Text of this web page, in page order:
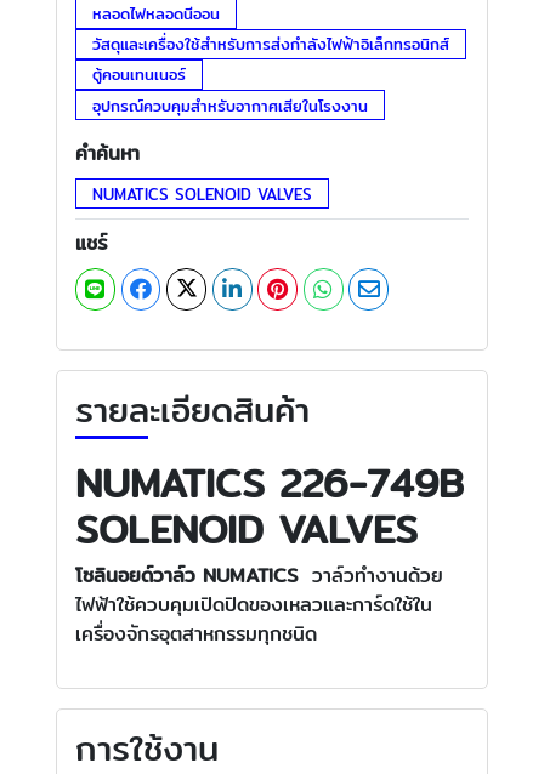
หลอดไฟหลอดนีออน
วัสดุและเครื่องใช้สำหรับการส่งกำลังไฟฟ้าอิเล็กทรอนิกส์
ตู้คอนเทนเนอร์
อุปกรณ์ควบคุมสำหรับอากาศเสียในโรงงาน
คำค้นหา
NUMATICS SOLENOID VALVES
แชร์
รายละเอียดสินค้า
NUMATICS 226-749B
SOLENOID VALVES
โซลินอยด์วาล์ว NUMATICS วาล์วทำงานด้วย
ไฟฟ้าใช้ควบคุมเปิดปิดของเหลวและการ์ดใช้ใน
เครื่องจักรอุตสาหกรรมทุกชนิด
การใช้งาน